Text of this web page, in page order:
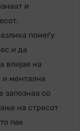
и
помеѓу
и да
влијае на
ментална
запознаа со
на стресот
пак